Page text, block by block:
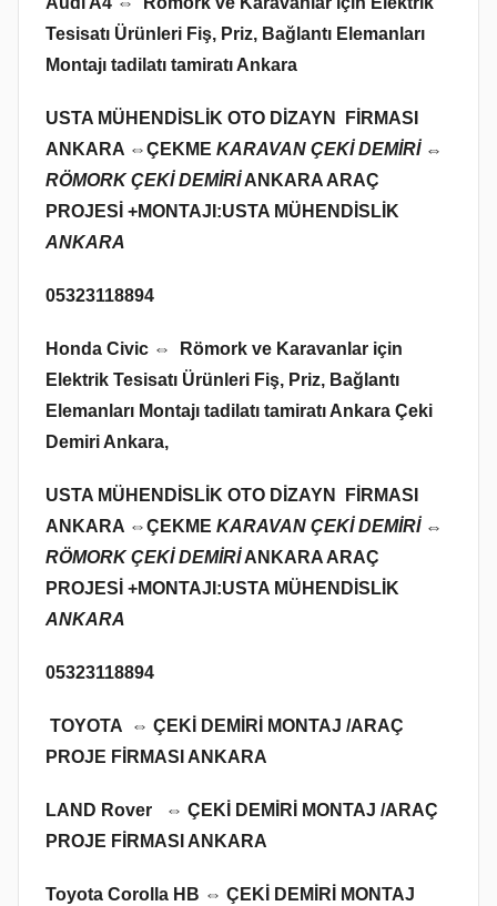
Tesisatı Ürünleri Fiş, Priz, Bağlantı Elemanları
Montajı tadilatı tamiratı Ankara
USTA MÜHENDİSLİK OTO DİZAYN FİRMASI
ANKARA ⇔ÇEKME KARAVAN ÇEKİ DEMİRİ ⇔
RÖMORK ÇEKİ DEMİRİANKARA ARAÇ
PROJESİ +MONTAJI:USTA MÜHENDİSLİK
ANKARA
05323118894
Honda Civic ⇔ Römork ve Karavanlar için
Elektrik Tesisatı Ürünleri Fiş, Priz, Bağlantı
Elemanları Montajı tadilatı tamiratı Ankara Çeki
Demiri Ankara,
USTA MÜHENDİSLİK OTO DİZAYN FİRMASI
ANKARA ⇔ÇEKME KARAVAN ÇEKİ DEMİRİ ⇔
RÖMORK ÇEKİ DEMİRİANKARA ARAÇ
PROJESİ +MONTAJI:USTA MÜHENDİSLİK
ANKARA
05323118894
TOYOTA ⇔ ÇEKİ DEMİRİ MONTAJ /ARAÇ
PROJE FİRMASI ANKARA
LAND Rover ⇔ ÇEKİ DEMİRİ MONTAJ /ARAÇ
PROJE FİRMASI ANKARA
Toyota Corolla HB ⇔ ÇEKİ DEMİRİ MONTAJ